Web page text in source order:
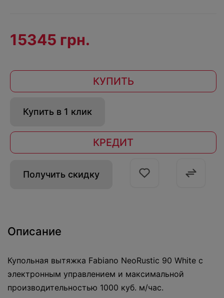
15345 грн.
КУПИТЬ
Купить в 1 клик
КРЕДИТ
Получить скидку
Описание
Купольная вытяжка Fabiano NeoRustic 90 White с
электронным управлением и максимальной
производительностью 1000 куб. м/час.